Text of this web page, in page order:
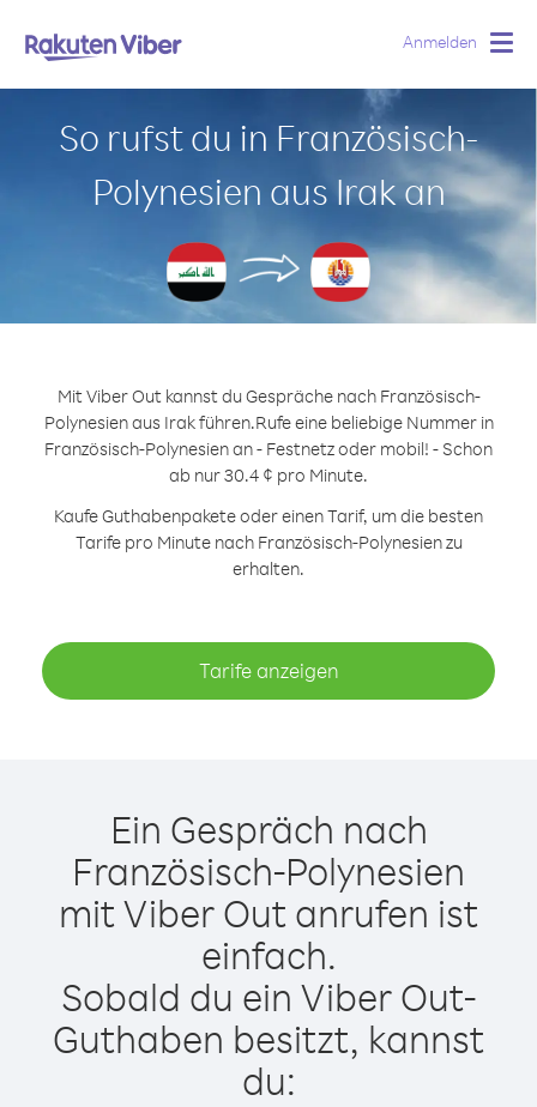
Anmelden
So rufst du in Französisch-
Polynesien aus Irak an
Mit Viber Out kannst du Gespräche nach Französisch-
Polynesien aus Irak führen.Rufe eine beliebige Nummer in
Französisch-Polynesien an - Festnetz oder mobil! - Schon
ab nur 30.4 ¢ pro Minute.
Kaufe Guthabenpakete oder einen Tarif, um die besten
Tarife pro Minute nach Französisch-Polynesien zu
erhalten.
Tarife anzeigen
Ein Gespräch nach
Französisch-Polynesien
mit Viber Out anrufen ist
einfach.
Sobald du ein Viber Out-
Guthaben besitzt, kannst
du: